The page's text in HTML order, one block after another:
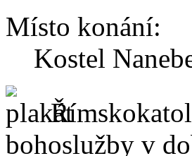
Místo konání:
Kostel
bohoslužby v